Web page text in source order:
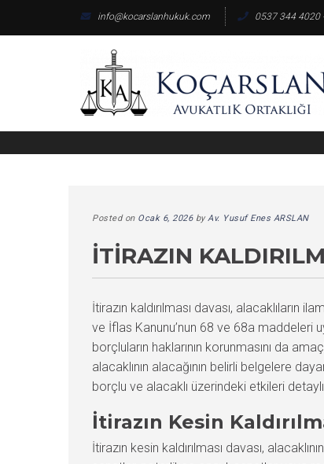
info@kocarslanhukuk.com 0537 344 4020
Posted on Ocak 6, 2026byAv. Yusuf Enes ARSLAN
İTIRAZIN
İtirazın kaldırılması davası,
ve İflas Kanunu’nun 68 ve 68a maddeleri
borçluların haklarının korunmasını da
alacaklının alacağının belirli belgelere
borçlu ve alacaklı üzerindeki etkileri
İtirazın Kesin
İtirazın kesin kaldırılması davası,